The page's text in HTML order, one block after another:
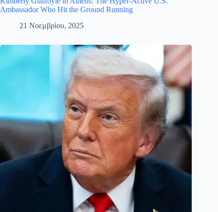
Ambassador Who Hit the Ground Running
21 Νοεμβρίου, 2025